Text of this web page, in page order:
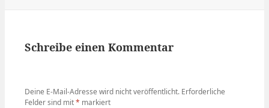
Schreibe einen Kommentar
Deine E-Mail-Adresse wird nicht veröffentlicht. Erforderliche
Felder sind mit* markiert